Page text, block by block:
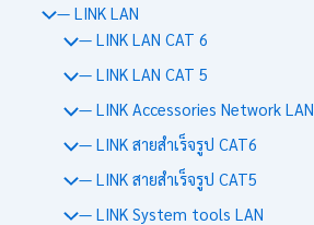
— LINK LAN
— LINK LAN CAT 6
— LINK LAN CAT 5
— LINK Accessories Network LAN
— LINK สายสำเร็จรูป CAT6
— LINK สายสำเร็จรูป CAT5
— LINK System tools LAN